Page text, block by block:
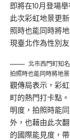
即將在10月登場
此次彩虹地景更
照時也能同時將
現臺北作為性別
北市西門町知
拍照時也能同時將地
觀傳局表示，彩
町的熱門打卡點
明度，拍照時能
外，也藉由此次
的國際能見度，